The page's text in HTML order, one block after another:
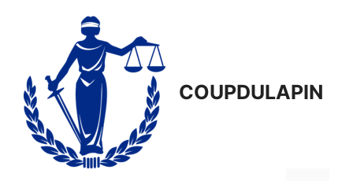
COUPDULAPIN